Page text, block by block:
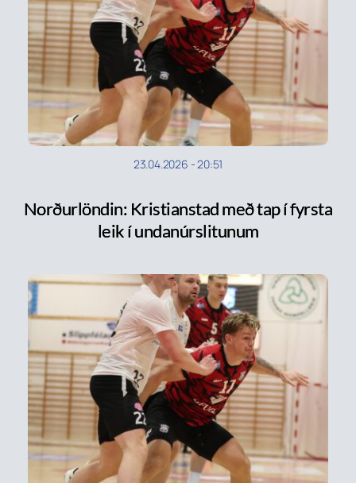
23.04.2026 -20:51
Norðurlöndin: Kristianstad með tap í fyrsta
leik í undanúrslitunum